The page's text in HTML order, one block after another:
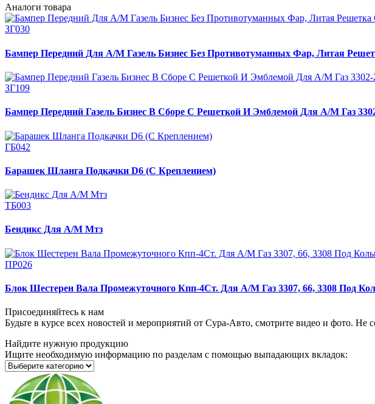
Аналоги товара
ЗГ030
Бампер Передний Для А/М Газель Бизнес Без Противотуманных Фар, Литая
ЗГ109
Бампер Передний Газель Бизнес В Сборе С Решеткой И Эмблемой Для А/М Газ
ГБ042
Барашек Шланга Подкачки D6 (С Креплением)
ТБ003
Бендикс Для А/М Мтз
ПР026
Блок Шестерен Вала Промежуточного Кпп-4Ст. Для А/М Газ 3307, 66, 3308 Под
Присоединяйтесь к нам
Будьте в курсе всех новостей и мероприятий от Сура-Авто, смотрите видео и фото. Не
Найдите нужную продукцию
Ищите необходимую информацию по разделам с помощью выпадающих вкладок: